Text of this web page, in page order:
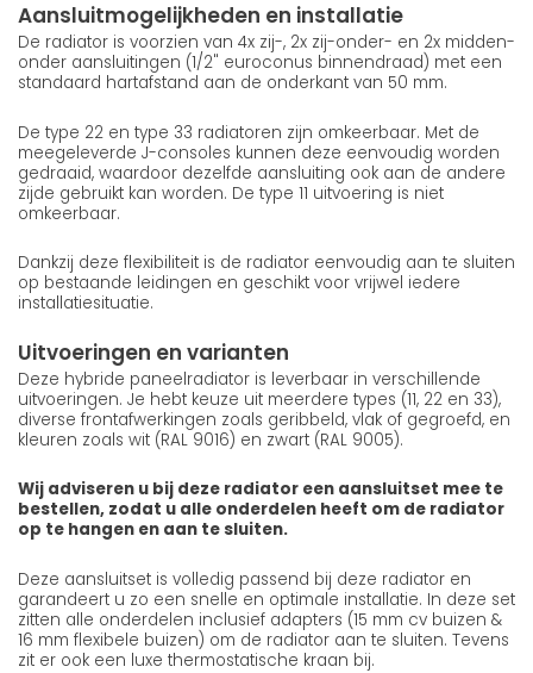
Aansluitmogelijkheden en installatie
De radiator is voorzien van 4x zij-, 2x zij-onder- en 2x midden-
onder aansluitingen (1/2" euroconus binnendraad) met een
standaard hartafstand aan de onderkant van 50 mm.
De type 22 en type 33 radiatoren zijn omkeerbaar. Met de
meegeleverde J-consoles kunnen deze eenvoudig worden
gedraaid, waardoor dezelfde aansluiting ook aan de andere
zijde gebruikt kan worden. De type 11 uitvoering is niet
omkeerbaar.
Dankzij deze flexibiliteit is de radiator eenvoudig aan te sluiten
op bestaande leidingen en geschikt voor vrijwel iedere
installatiesituatie.
Uitvoeringen en varianten
Deze hybride paneelradiator is leverbaar in verschillende
uitvoeringen. Je hebt keuze uit meerdere types (11, 22 en 33),
diverse frontafwerkingen zoals geribbeld, vlak of gegroefd, en
kleuren zoals wit (RAL 9016) en zwart (RAL 9005).
Wij adviseren u bij deze radiator een aansluitset mee te
bestellen, zodat u alle onderdelen heeft om de radiator
op te hangen en aan te sluiten.
Deze aansluitset is volledig passend bij deze radiator en
garandeert u zo een snelle en optimale installatie. In deze set
zitten alle onderdelen inclusief adapters (15 mm cv buizen &
16 mm flexibele buizen) om de radiator aan te sluiten. Tevens
zit er ook een luxe thermostatische kraan bij.